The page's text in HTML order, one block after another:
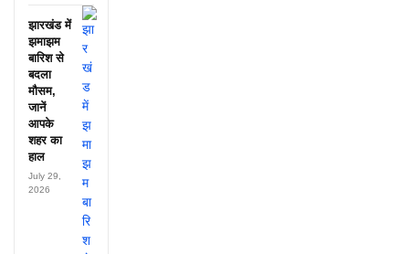
झारखंड में
झमाझम
बारिश से
बदला
मौसम,
जानें
आपके
शहर का
हाल
July 29,
2026